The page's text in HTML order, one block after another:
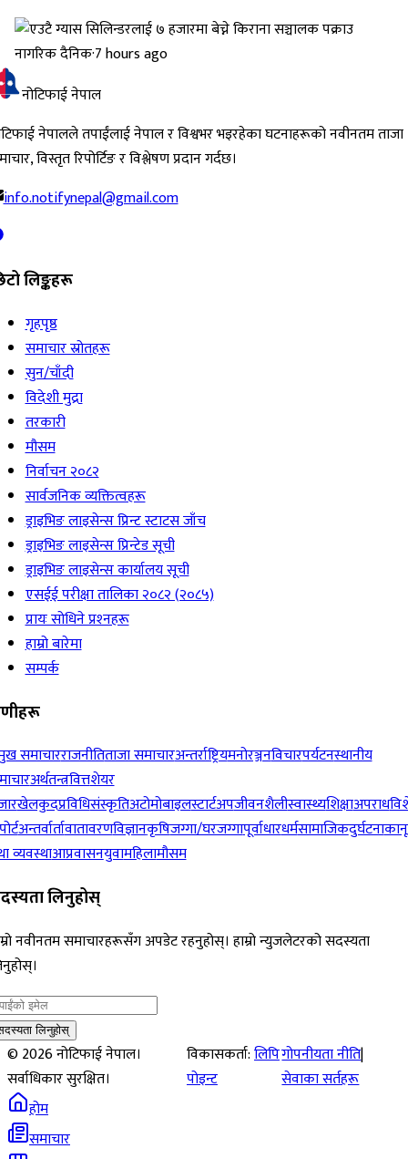
नागरिक दैनिक·7 hours ago
नोटिफाई नेपाल
नेपालले तपाईंलाई नेपाल र विश्वभर भइरहेका घटनाहरूको नवीनतम ताजा
विस्तृत रिपोर्टिङ र विश्लेषण प्रदान गर्दछ।
info.notifynepal@gmail.com
लिङ्कहरू
गृहपृष्ठ
समाचार स्रोतहरू
सुन/चाँदी
विदेशी मुद्रा
तरकारी
मौसम
निर्वाचन २०८२
सार्वजनिक व्यक्तित्वहरू
ड्राइभिङ लाइसेन्स प्रिन्ट स्टाटस जाँच
ड्राइभिङ लाइसेन्स प्रिन्टेड सूची
ड्राइभिङ लाइसेन्स कार्यालय सूची
एसईई परीक्षा तालिका २०८२ (२०८५)
प्रायः सोधिने प्रश्‍नहरू
हाम्रो बारेमा
सम्पर्क
समाचारराजनीतिताजा समाचारअन्तर्राष्ट्रियमनोरञ्जनविचारपर्यटनस्थानीय
अर्थतन्त्रवित्तशेयर
खेलकुदप्रविधिसंस्कृतिअटोमोबाइलस्टार्टअपजीवनशैलीस्वास्थ्यशिक्षाअपराध
अन्तर्वार्तावातावरणविज्ञानकृषिजग्गा/घरजग्गापूर्वाधारधर्मसामाजिकदुर्घटना
व्यवस्थाआप्रवासनयुवामहिलामौसम
लिनुहोस्
नवीनतम समाचारहरूसँग अपडेट रहनुहोस्। हाम्रो न्युजलेटरको सदस्यता
लिनुहोस्
©2026नोटिफाई नेपाल।
सर्वाधिकार सुरक्षित।
विकासकर्ता:लिपि
पोइन्ट
गोपनीयता नीति|
सेवाका सर्तहरू
होम
समाचार